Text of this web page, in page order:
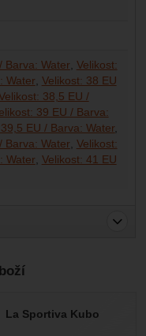
Barva: Water Velikost:
Water Velikost: 38 EU
38,5 EU /
39 EU / Barva:
EU / Barva: Water
Barva: Water Velikost:
Water Velikost: 41 EU
La Sportiva Kubo